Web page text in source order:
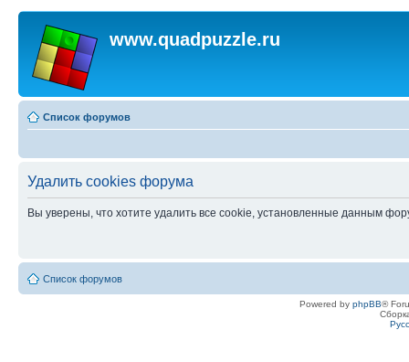
www.quadpuzzle.ru
Список форумов
Удалить cookies форума
Вы уверены, что хотите удалить все cookie, установленные данным
Список форумов
Powered by phpBB®